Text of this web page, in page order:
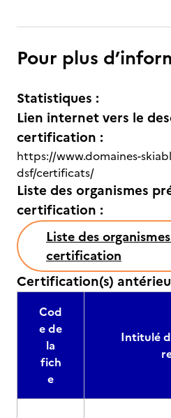
Pour plus
Statistiques :
Lien internet vers le
certification :
https://www.domaines-
dsf/certificats/
Liste des organismes
certification :
Liste des
certification
Certification(s)
Cod
e de
la
fich
e
Intitulé